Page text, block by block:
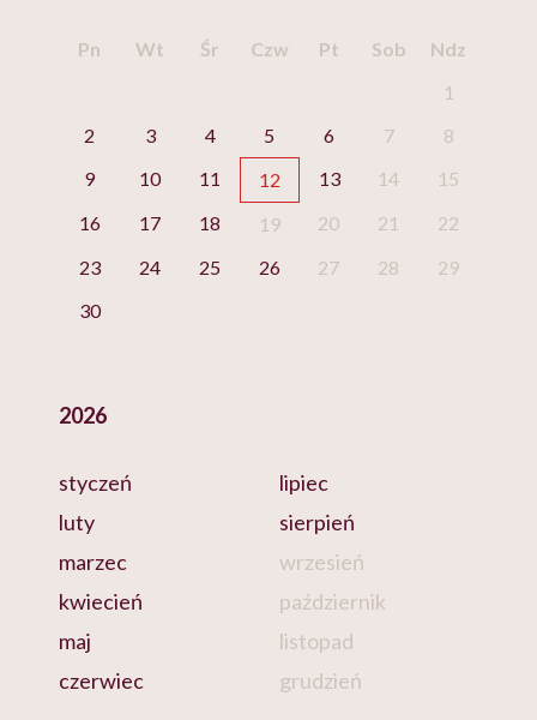
Pn Wt Śr Czw Pt Sob
Ndz
1
2
3 4 5 6 7
8
9
10 11 12 13 14
15
16
17 18 19 20 21
22
23
24 25 26 27 28
29
30
2026
styczeń
luty
marzec
kwiecień
maj
czerwiec
lipiec
sierpień
wrzesień
październik
listopad
grudzień